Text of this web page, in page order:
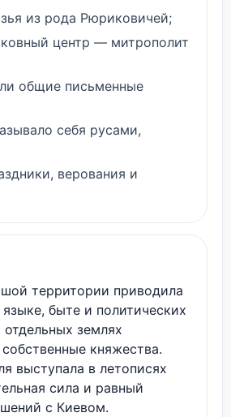
из рода Рюриковичей;
центр — митрополит
общие письменные
себя русами,
верования и
территории приводила
быте и политических
землях
княжества.
выступала в летописях
сила и равный
с Киевом.